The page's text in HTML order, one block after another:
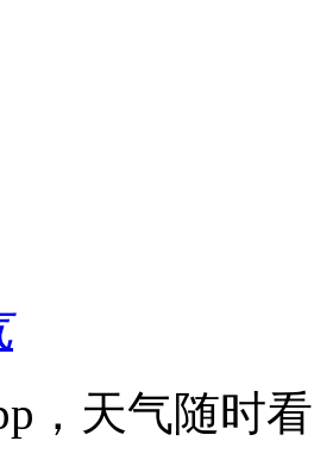
，天气随时看